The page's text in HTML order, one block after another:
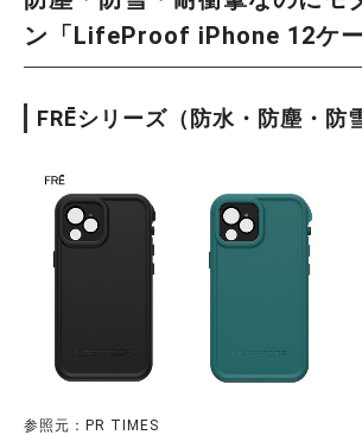
ン「LifeProof iPhone 12ケー
FRĒシリーズ（防水・防塵・防
参照元：PR TIMES